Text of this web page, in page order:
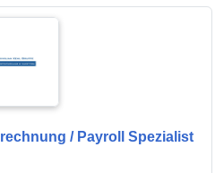
/ Payroll Spezialist